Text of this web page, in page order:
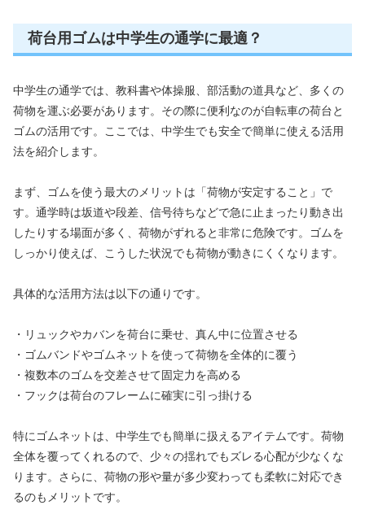
荷台用ゴムは中学生の通学に最適？
中学生の通学では、教科書や体操服、部活動の道具など、多くの
荷物を運ぶ必要があります。その際に便利なのが自転車の荷台と
ゴムの活用です。ここでは、中学生でも安全で簡単に使える活用
法を紹介します。
まず、ゴムを使う最大のメリットは「荷物が安定すること」で
す。通学時は坂道や段差、信号待ちなどで急に止まったり動き出
したりする場面が多く、荷物がずれると非常に危険です。ゴムを
しっかり使えば、こうした状況でも荷物が動きにくくなります。
具体的な活用方法は以下の通りです。
・リュックやカバンを荷台に乗せ、真ん中に位置させる
・ゴムバンドやゴムネットを使って荷物を全体的に覆う
・複数本のゴムを交差させて固定力を高める
・フックは荷台のフレームに確実に引っ掛ける
特にゴムネットは、中学生でも簡単に扱えるアイテムです。荷物
全体を覆ってくれるので、少々の揺れでもズレる心配が少なくな
ります。さらに、荷物の形や量が多少変わっても柔軟に対応でき
るのもメリットです。